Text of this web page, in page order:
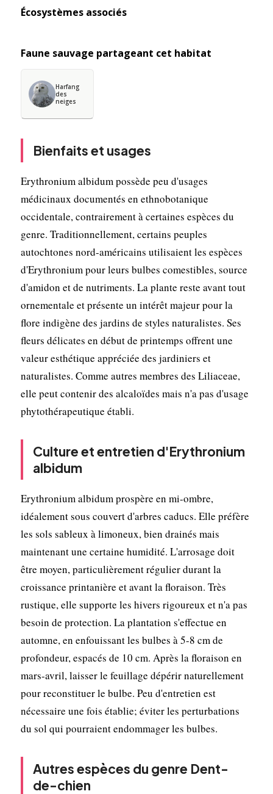
Écosystèmes associés
Faune sauvage partageant cet habitat
Harfang
des
neiges
Bienfaits et usages
Erythronium albidum possède peu d'usages
médicinaux documentés en ethnobotanique
occidentale, contrairement à certaines espèces du
genre. Traditionnellement, certains peuples
autochtones nord-américains utilisaient les espèces
d'Erythronium pour leurs bulbes comestibles, source
d'amidon et de nutriments. La plante reste avant tout
ornementale et présente un intérêt majeur pour la
flore indigène des jardins de styles naturalistes. Ses
fleurs délicates en début de printemps offrent une
valeur esthétique appréciée des jardiniers et
naturalistes. Comme autres membres des Liliaceae,
elle peut contenir des alcaloïdes mais n'a pas d'usage
phytothérapeutique établi.
Culture et entretien d'Erythronium
albidum
Erythronium albidum prospère en mi-ombre,
idéalement sous couvert d'arbres caducs. Elle préfère
les sols sableux à limoneux, bien drainés mais
maintenant une certaine humidité. L'arrosage doit
être moyen, particulièrement régulier durant la
croissance printanière et avant la floraison. Très
rustique, elle supporte les hivers rigoureux et n'a pas
besoin de protection. La plantation s'effectue en
automne, en enfouissant les bulbes à 5-8 cm de
profondeur, espacés de 10 cm. Après la floraison en
mars-avril, laisser le feuillage dépérir naturellement
pour reconstituer le bulbe. Peu d'entretien est
nécessaire une fois établie; éviter les perturbations
du sol qui pourraient endommager les bulbes.
Autres espèces du genre Dent-
de-chien